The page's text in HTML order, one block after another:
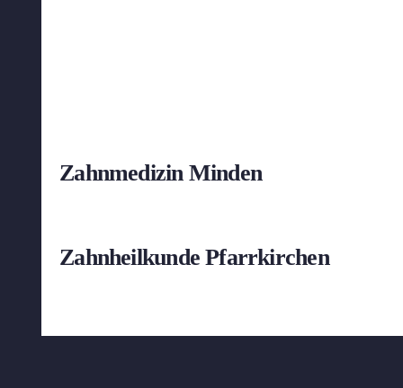
Zahnmedizin Minden
Zahnheilkunde Pfarrkirchen